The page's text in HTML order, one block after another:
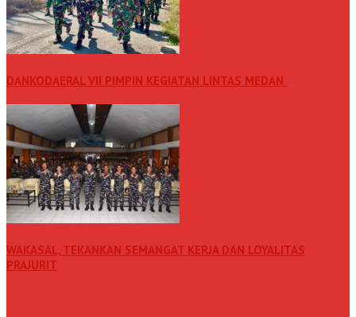
DANKODAERAL VII PIMPIN KEGIATAN LINTAS MEDAN
WAKASAL, TEKANKAN SEMANGAT KERJA DAN LOYALITAS
PRAJURIT